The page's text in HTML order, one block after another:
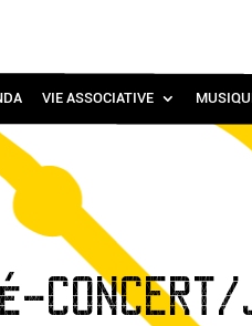
VIE ASSOCIATIVE